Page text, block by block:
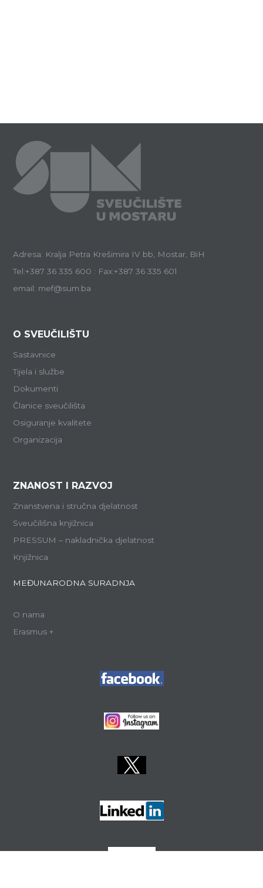
Adresa: Kralja Petra Krešimira IV bb, Mostar, BiH
Tel:+387 36 335 600 : Fax:+387 36 335 601
email: mef@sum.ba
O SVEUČILIŠTU
Sastavnice
Tijela i službe
Dokumenti
Članice sveučilišta
Osiguranje kvalitete
Organizacija
ZNANOST I RAZVOJ
Znanstvena i stručna djelatnost
Sveučilišna knjižnica
PRESSUM – nakladnička djelatnost
Knjižnica
MEĐUNARODNA SURADNJA
O nama
Erasmus +